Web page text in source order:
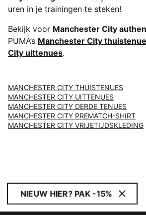
uren in je trainingen te steken!
Bekijk voor Manchester City
PUMA’s Manchester City
City uittenues.
MANCHESTER CITY THUISTENUES
MANCHESTER CITY UITTENUES
MANCHESTER CITY DERDE TENUES
MANCHESTER CITY PREMATCH-SHIRT
MANCHESTER CITY VRIJETIJDSKLEDING
NIEUW HIER? PAK -15%